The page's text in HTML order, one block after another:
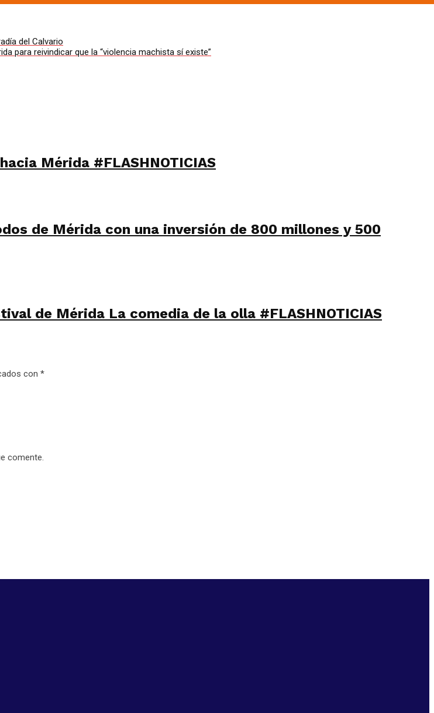
del Calvario
para reivindicar que la “violencia machista sí existe”
Mérida #FLASHNOTICIAS
de Mérida con una inversión de 800 millones y 500
de Mérida La comedia de la olla #FLASHNOTICIAS
con *
comente.